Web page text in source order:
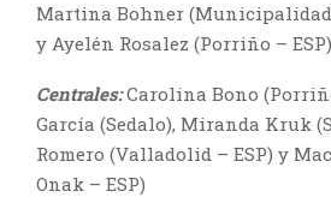
Martina Bohner (Municipalidad
y Ayelén Rosalez (Porriño – ESP)
Centrales:Carolina Bono
García (Sedalo), Miranda Kruk
Romero (Valladolid – ESP) y
Onak – ESP)